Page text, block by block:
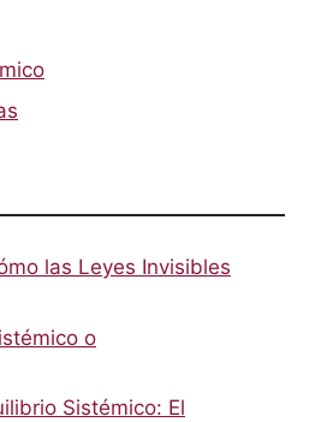
las Leyes Invisibles
o
Sistémico: El